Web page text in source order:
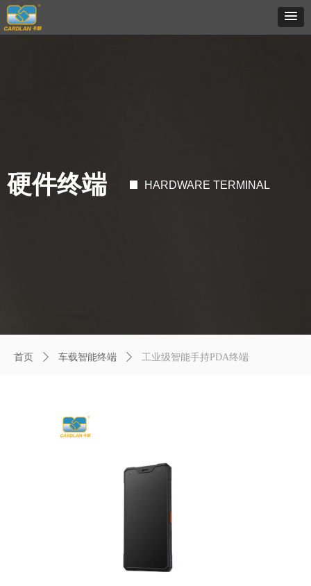
硬件终端 HARDWARE TERMINAL
首页 ꄲ 车载智能终端 ꄲ 工业级智能手持PDA终端